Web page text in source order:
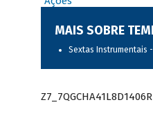
MAIS SOBRE
Sextas Instrumentais